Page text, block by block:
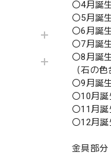
〇4月誕
〇5月誕
〇6月誕
〇7月誕
〇8月誕
（石の
〇9月誕
〇10月
〇11月
〇12月
金具部分